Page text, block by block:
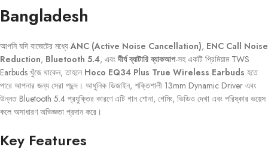
Bangladesh
আপনি যদি বাজেটের মধ্যেANC (Active Noise Cancellation), ENC Call Noise
Reduction, Bluetooth 5.4, এবংদীর্ঘ ব্যাটারি ব্যাকআপ-সহ একটি প্রিমিয়াম TWS
Earbuds খুঁজে থাকেন, তাহলে Hoco EQ34 Plus True Wireless Earbuds হতে
পারে আপনার জন্য সেরা পছন্দ। আধুনিক ডিজাইন, শক্তিশালী 13mm Dynamic Driver এবং
উন্নত Bluetooth 5.4 প্রযুক্তির কারণে এটি গান শোনা, গেমিং, ভিডিও দেখা এবং পরিষ্কার ভয়েস
কলে অসাধারণ অভিজ্ঞতা প্রদান করে।
Key Features